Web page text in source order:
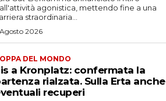
agonistica, mettendo fine a una
straordinaria...
2026
DEL MONDO
a Kronplatz: confermata la
rialzata. Sulla Erta anche
recuperi